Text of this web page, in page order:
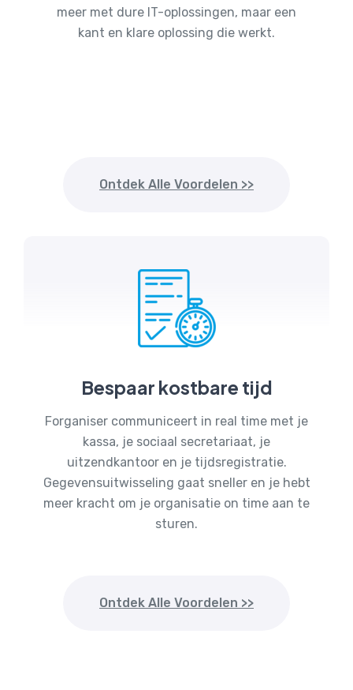
meer met dure IT-oplossingen, maar een
kant en klare oplossing die werkt.
Ontdek Alle Voordelen >>
Bespaar kostbare tijd
Forganiser communiceert in real time met je
kassa, je sociaal secretariaat, je
uitzendkantoor en je tijdsregistratie.
Gegevensuitwisseling gaat sneller en je hebt
meer kracht om je organisatie on time aan te
sturen.
Ontdek Alle Voordelen >>